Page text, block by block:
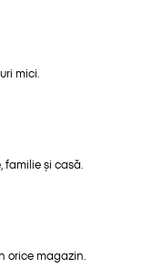
mici.
și casă.
orice magazin.